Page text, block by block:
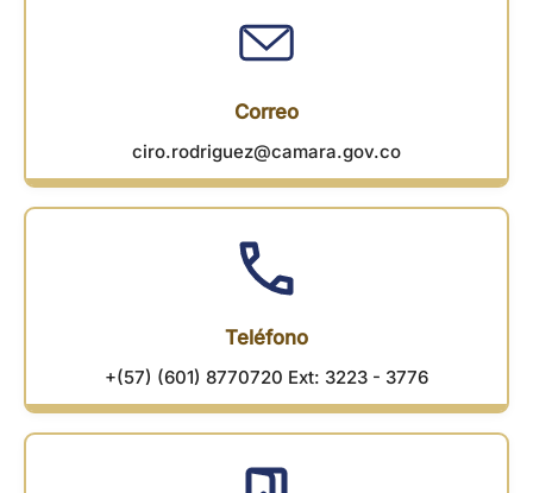
Correo
ciro.rodriguez@camara.gov.co
Teléfono
+(57) (601) 8770720 Ext: 3223 - 3776